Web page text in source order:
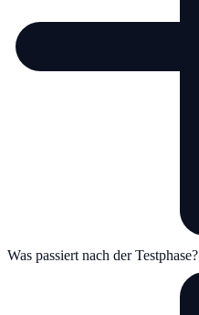
Was passiert nach der Testphase?